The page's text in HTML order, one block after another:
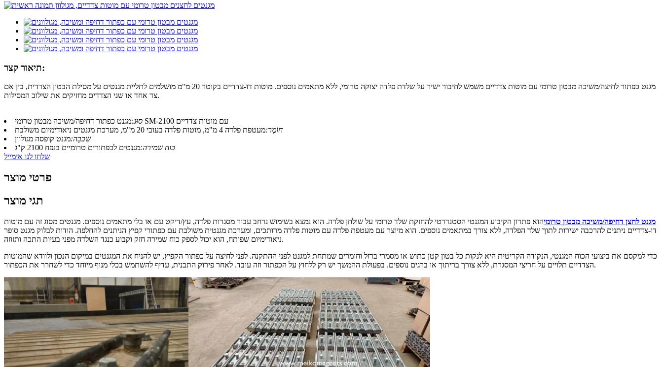
תיאור קצר:
מגנט כפתור לחיצה/משיכה מבטון טרומי עם מוטות צדדיים משמש לחיבור ישיר על שלדת פלדה יצוקה טרומי, ללא מתאמים נוספים. מוטות דו-צדדיים בקוטר 20 מ"מ מושלמים לתליית מגנטים על מסילת הבטון הצדדית, בין אם
צד אחד או שני הצדדים מחזיקים את שילוב המסילות.
סוּג:
מגנט כפתור דחיפה/משיכה מבטון טרומי SM-2100 עם מוטות צדדיים
חוֹמֶר:מעטפת פלדה 4 מ"מ, מוטות פלדה בעובי 20 מ"מ, מערכת מגנטים ניאודימיום משולבת
שִׁכבָה:מגנט קופסה מגולוון
כוח שמירה:מגנטים לכפתורים טרומיים בנפח 2100 ק"ג
שלחו לנו אימייל
פרטי מוצר
תגי מוצר
מגנט לחצן דחיפה/משיכה מבטון טרומיהוא פתרון הקיבוע המגנטי הסטנדרטי להחזקת שלד טרומי על שולחן פלדה. הוא נמצא בשימוש נרחב עבור מסגרות פלדה, עץ/דיקט עם או בלי מתאמים נוספים. מגנטים מסוג זה עם מוטות
דו-צדדיים ניתנים להרכבה ישירות לתוך שלד הפלדה, ללא צורך במתאמים נוספים. הוא מיוצר עם מעטפת פלדה עם מוטות פלדה מרותכים, ומערכת מגנטית משולבת עם כפתורי קפיץ הניתנים להחלפה. הודות לבלוק מגנט סופר
ניאודימיום שפותח, הוא יכול לספק כוח שמירה חזק וקבוע כנגד השלדה מפני בעיות התכה ותזוזה.
כדי למקסם את ביצועי הכוח המגנטי, הנקודה הקריטית היא לנקות כל בטון קטן כתוש או מסמרי ברזל וחומרים שמתחת למגנט לפני ההתקנה. לפני לחיצה על כפתור הקפיץ, יש להניח את המגנטים במיקום הנכון ולוודא שהמוטות
הצדדיים תלויים על חריצי המסגרת, ללא צורך בריתוך או ברגים נוספים. בפעולת ההמשך יש רק ללחוץ על הכפתור וזה עובד. לאחר פירוק התבנית, עדיף להשתמש בכלי מנוף מיוחד כדי לשחרר את הכפתור.